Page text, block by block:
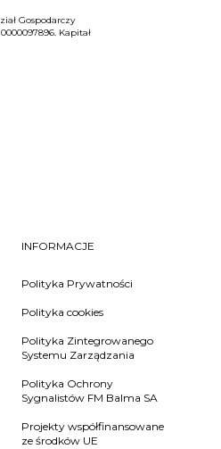
Gospodarczy
Kapitał
INFORMACJE
Polityka Prywatności
Polityka cookies
Polityka Zintegrowanego
Systemu Zarządzania
Polityka Ochrony
Sygnalistów FM Balma SA
Projekty współfinansowane
ze środków UE